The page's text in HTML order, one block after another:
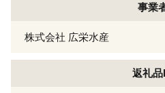
事業
株式会社 広栄水産
返礼品